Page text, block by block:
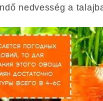
nedvesség a